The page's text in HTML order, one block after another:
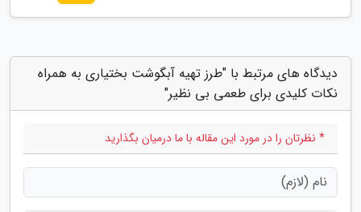
دیدگاه های مرتبط با "طرز تهیه آبگوشت بختیاری به همراه
نکات کلیدی برای طعمی بی نظیر"
* نظرتان را در مورد این مقاله با ما درمیان بگذارید